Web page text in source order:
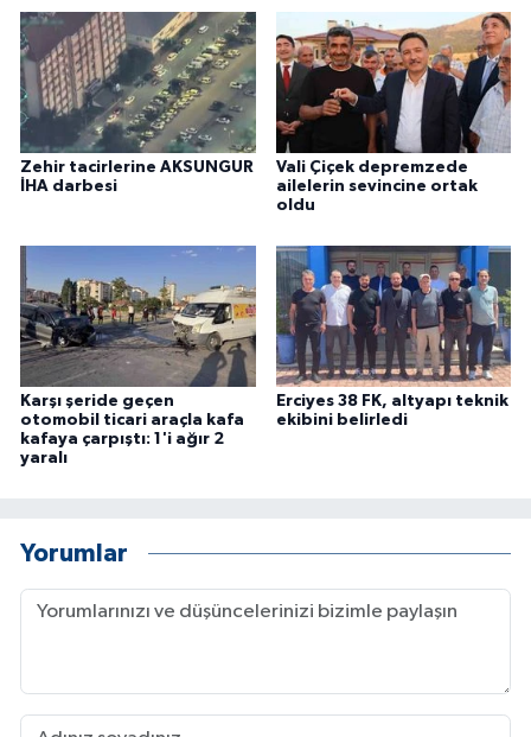
Zehir tacirlerine AKSUNGUR
İHA darbesi
Vali Çiçek depremzede
ailelerin sevincine ortak
oldu
Karşı şeride geçen
otomobil ticari araçla kafa
kafaya çarpıştı: 1'i ağır 2
yaralı
Erciyes 38 FK, altyapı teknik
ekibini belirledi
Yorumlar